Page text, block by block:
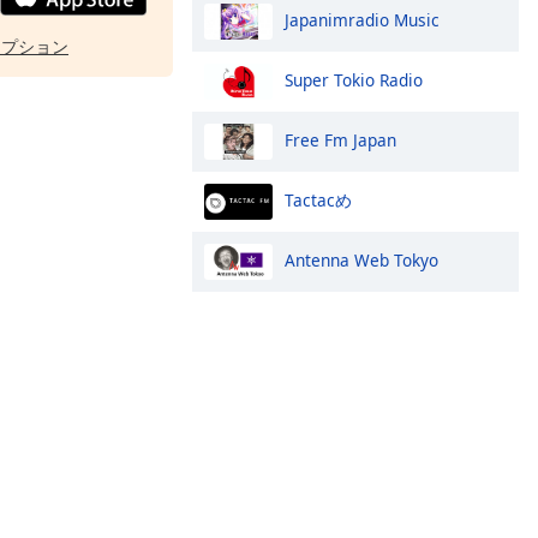
ション
Japanimradio Music
Super Tokio Radio
Free Fm Japan
Tactacめ
Antenna Web Tokyo